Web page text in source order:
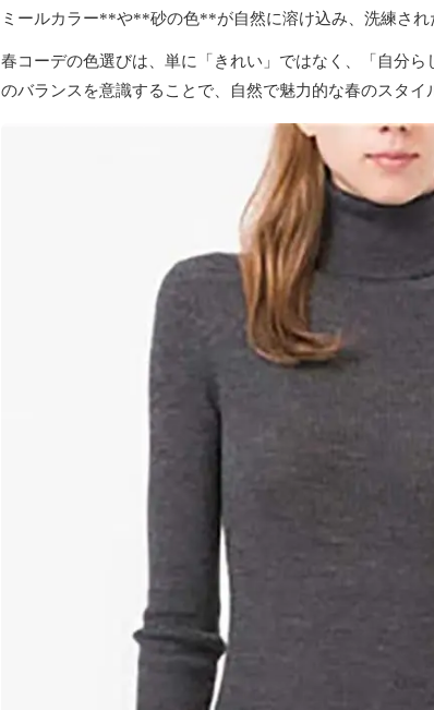
ミールカラー**や**砂の色**が自然に溶け込み、洗練され
春コーデの色選びは、単に「きれい」ではなく、「自分
のバランスを意識することで、自然で魅力的な春のスタイ